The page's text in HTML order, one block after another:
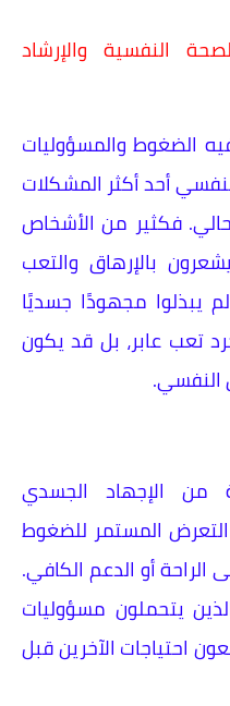
النفسية والإرشاد
الضغوط والمسؤوليات
أحد أكثر المشكلات
فكثير من الأشخاص
بالإرهاق والتعب
يبذلوا مجهودًا جسديًا
تعب عابر، بل قد يكون
النفسي.
من الإجهاد الجسدي
المستمر للضغوط
أو الدعم الكافي.
يتحملون مسؤوليات
احتياجات الآخرين قبل